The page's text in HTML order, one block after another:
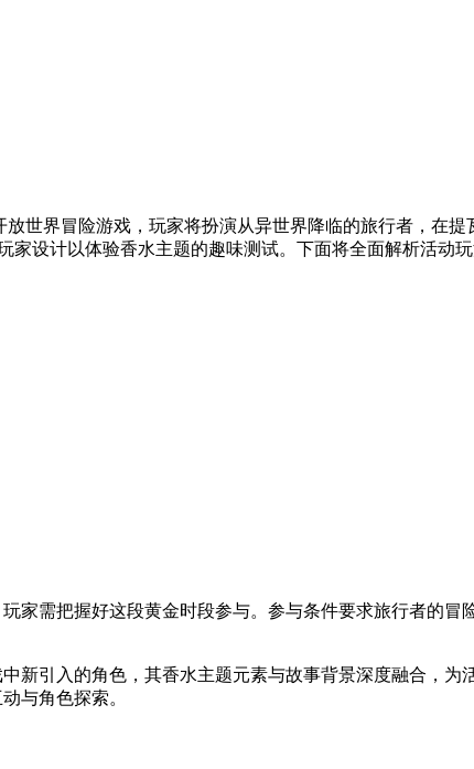
放世界冒险游戏，玩家将扮演从异世界降临的旅行者，在
设计以体验香水主题的趣味测试。下面将全面解析活动
家需把握好这段黄金时段参与。参与条件要求旅行者的
新引入的角色，其香水主题元素与故事背景深度融合，为
与角色探索。